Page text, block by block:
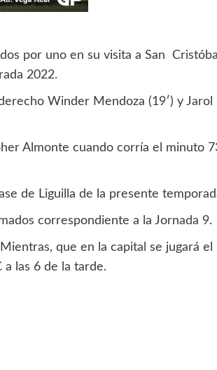
por uno en su visita a San
2022.
Winder Mendoza (19′) y Jarol
Almonte cuando corría el minuto
de Liguilla de la presente
correspondiente a la Jornada 9.
que en la capital se jugará el
las 6 de la tarde.